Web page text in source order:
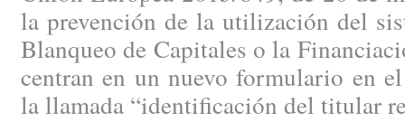
la prevención de la utilización del
Blanqueo de Capitales o la
centran en un nuevo formulario en
la llamada “identificación del titular